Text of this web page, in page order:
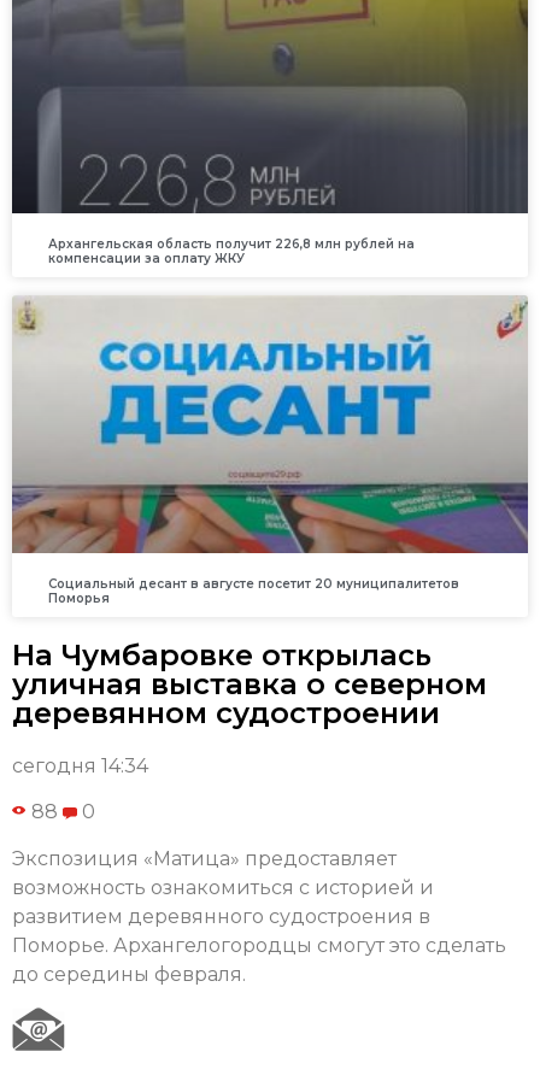
Архангельская область получит 226,8 млн рублей на
компенсации за оплату ЖКУ
Социальный десант в августе посетит 20 муниципалитетов
Поморья
На Чумбаровке открылась
уличная выставка о северном
деревянном судостроении
сегодня 14:34
88 0
Экспозиция «Матица» предоставляет
возможность ознакомиться с историей и
развитием деревянного судостроения в
Поморье. Архангелогородцы смогут это сделать
до середины февраля.